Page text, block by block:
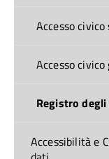
Accesso
Accesso
Registro degli
Accessibilità e